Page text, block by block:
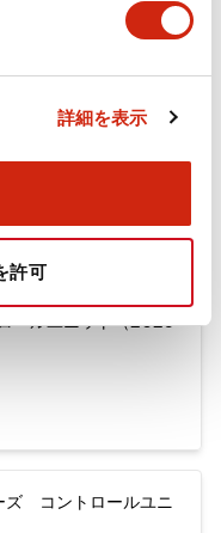
詳細を表示
許可
ルユニット（2025
コントロールユニ